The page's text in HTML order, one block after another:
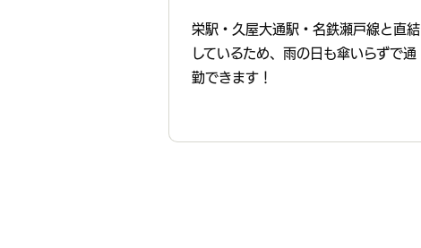
栄駅・久屋大通駅・名鉄瀬戸線と直結
しているため、雨の日も傘いらずで通
勤できます！